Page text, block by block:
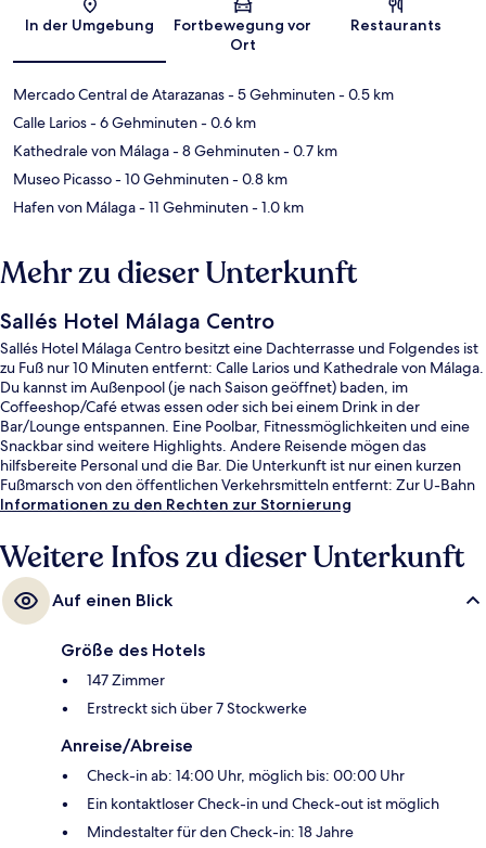
Karte
In der Umgebung
Fortbewegung vor
Ort
Restaurants
Mercado Central de Atarazanas- 5 Gehminuten- 0.5 km
Calle Larios- 6 Gehminuten- 0.6 km
Kathedrale von Málaga- 8 Gehminuten- 0.7 km
Museo Picasso- 10 Gehminuten- 0.8 km
Hafen von Málaga- 11 Gehminuten- 1.0 km
Mehr zu dieser Unterkunft
Sallés Hotel Málaga Centro
Sallés Hotel Málaga Centro besitzt eine Dachterrasse und Folgendes ist
zu Fuß nur 10 Minuten entfernt: Calle Larios und Kathedrale von Málaga.
Du kannst im Außenpool (je nach Saison geöffnet) baden, im
Coffeeshop/Café etwas essen oder sich bei einem Drink in der
Bar/Lounge entspannen. Eine Poolbar, Fitnessmöglichkeiten und eine
Snackbar sind weitere Highlights. Andere Reisende mögen das
hilfsbereite Personal und die Bar. Die Unterkunft ist nur einen kurzen
Fußmarsch von den öffentlichen Verkehrsmitteln entfernt: Zur U-Bahn
läuft man 10 Minuten (Metrostation La Marina) bzw. 10 Minuten
Informationen zu den Rechten zur Stornierung
Weitere Infos zu dieser Unterkunft
Auf einen Blick
Größe des Hotels
147 Zimmer
Erstreckt sich über 7 Stockwerke
Anreise/Abreise
Check-in ab: 14:00 Uhr, möglich bis: 00:00 Uhr
Ein kontaktloser Check-in und Check-out ist möglich
Mindestalter für den Check-in: 18 Jahre